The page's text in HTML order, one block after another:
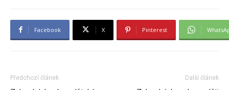
Facebook X Pinterest
Předchozí článek Další článek